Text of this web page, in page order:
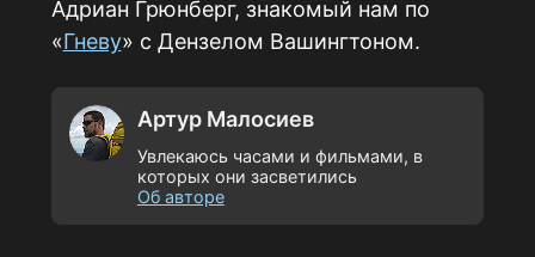
Адриан Грюнберг, знакомый нам по
«Гневу» с Дензелом Вашингтоном.
Артур Малосиев
Увлекаюсь часами и фильмами, в
которых они засветились
Об авторе